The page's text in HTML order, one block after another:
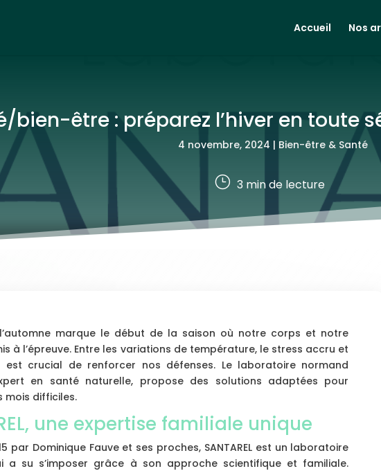
Accueil Nos
bien-être : préparez l’hiver en toute
4 novembre, 2024 | Bien-être & Santé
} 3 min de lecture
l’automne marque le début de la saison où notre corps et notre
à l’épreuve. Entre les variations de température, le stress accru et
crucial de renforcer nos défenses. Le laboratoire normand
en santé naturelle, propose des solutions adaptées pour
mois difficiles.
une expertise familiale unique
par Dominique Fauve et ses proches, SANTAREL est un laboratoire
a su s’imposer grâce à son approche scientifique et familiale.